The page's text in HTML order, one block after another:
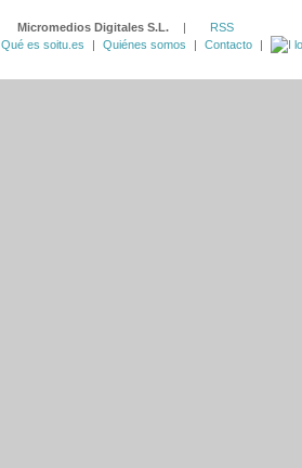
Micromedios Digitales S.L. |
RSS
Qué es soitu.es
| Quiénes somos | Contacto |